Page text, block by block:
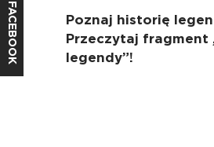
Poznaj historię
Przeczytaj fragment
legendy”!
FACEBOOK